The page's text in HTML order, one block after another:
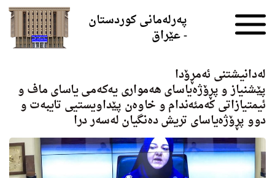
پەرلەمانی کوردستان
- عێراق
له‌دانیشتنی ئه‌مڕۆدا
پێشنیاز و پڕۆژەیاسای هەمواری یەکەمی یاسای ماف و
ئیمتیازاتی کەمئەندام و خاوەن پێداویستيی تایبەت و
دوو پڕۆژه‌یاسای تریش ده‌نگیان له‌سه‌ر درا